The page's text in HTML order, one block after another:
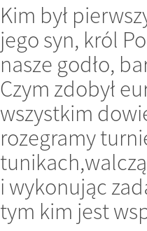
Kim był
jego syn, król
nasze godło,
Czym zdobył
wszystkim
rozegramy
i wykonując
tym kim jest